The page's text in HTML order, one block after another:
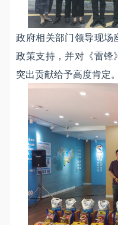
政府相关部门领导现场
政策支持，并对《雷锋
突出贡献给予高度肯定。